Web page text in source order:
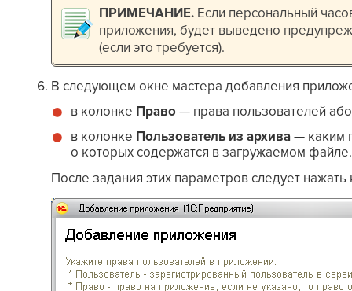
ПРИМЕЧАНИЕ. Если персональный
приложения, будет выведено
(если это требуется).
В следующем окне мастера добавления
в колонке Право— права пользователей
в колонке Пользователь из архива— каким
о которых содержатся в загружаемом файле.
После задания этих параметров следует